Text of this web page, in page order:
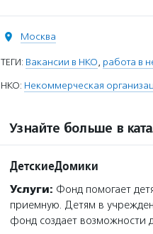
Москва
ТЕГИ: Вакансии в НКО, работа в
НКО: Некоммерческая
Узнайте больше в
ДетскиеДомики
Услуги: Фонд помогает
приемную. Детям в
фонд создает возможности